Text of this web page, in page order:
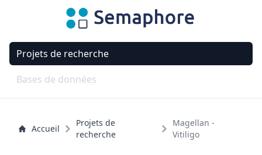
Projets de recherche
Bases de données
Accueil
Projets de
recherche
Magellan -
Vitiligo